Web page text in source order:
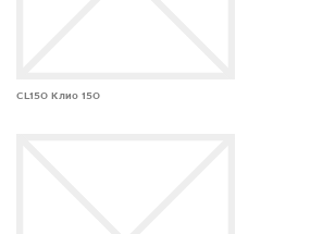
CL150 Клио 150